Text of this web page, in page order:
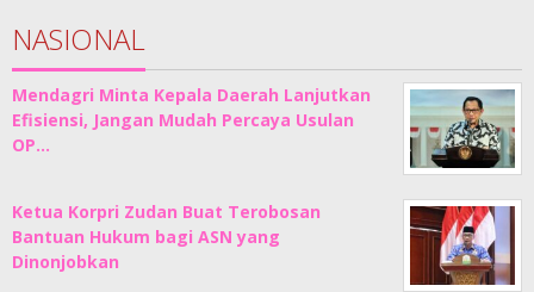
NASIONAL
Mendagri Minta Kepala Daerah Lanjutkan
Efisiensi, Jangan Mudah Percaya Usulan
OP…
Ketua Korpri Zudan Buat Terobosan
Bantuan Hukum bagi ASN yang
Dinonjobkan